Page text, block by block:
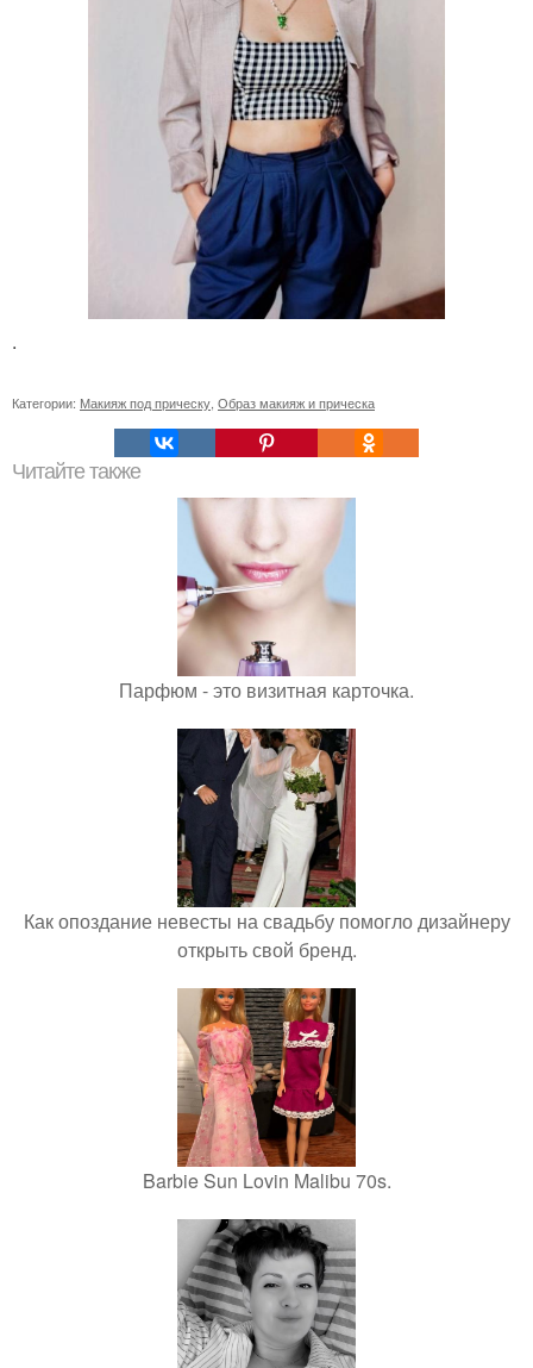
.
Категории: Макияж под прическу Образ макияж и прическа
Читайте также
Парфюм - это визитная карточка.
Как опоздание невесты на свадьбу помогло дизайнеру
открыть свой бренд.
Barbie Sun Lovin Malibu 70s.